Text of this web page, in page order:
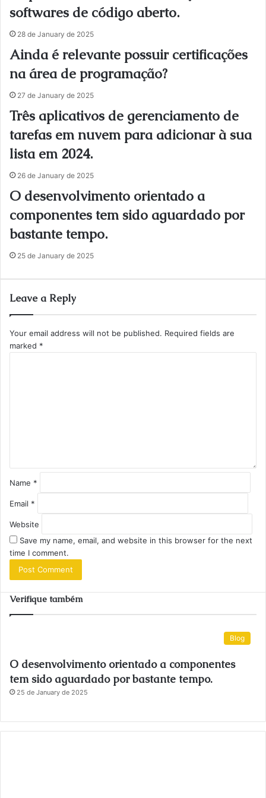
softwares de código aberto.
28 de January de 2025
Ainda é relevante possuir certificações
na área de programação?
27 de January de 2025
Três aplicativos de gerenciamento de
tarefas em nuvem para adicionar à sua
lista em 2024.
26 de January de 2025
O desenvolvimento orientado a
componentes tem sido aguardado por
bastante tempo.
25 de January de 2025
Leave a Reply
Your email address will not be published. Required fields are
marked *
Name *
Email *
Website
Save my name, email, and website in this browser for the next
time I comment.
Verifique também
Blog
O desenvolvimento orientado a componentes
tem sido aguardado por bastante tempo.
25 de January de 2025